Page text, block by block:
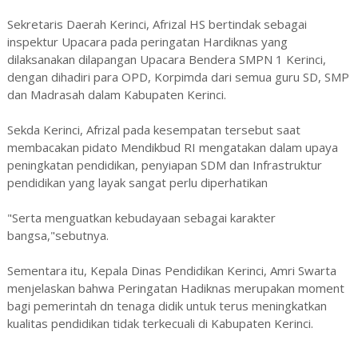
Sekretaris Daerah Kerinci, Afrizal HS bertindak sebagai
inspektur Upacara pada peringatan Hardiknas yang
dilaksanakan dilapangan Upacara Bendera SMPN 1 Kerinci,
dengan dihadiri para OPD, Korpimda dari semua guru SD, SMP
dan Madrasah dalam Kabupaten Kerinci.
Sekda Kerinci, Afrizal pada kesempatan tersebut saat
membacakan pidato Mendikbud RI mengatakan dalam upaya
peningkatan pendidikan, penyiapan SDM dan Infrastruktur
pendidikan yang layak sangat perlu diperhatikan
"Serta menguatkan kebudayaan sebagai karakter
bangsa,"sebutnya.
Sementara itu, Kepala Dinas Pendidikan Kerinci, Amri Swarta
menjelaskan bahwa Peringatan Hadiknas merupakan moment
bagi pemerintah dn tenaga didik untuk terus meningkatkan
kualitas pendidikan tidak terkecuali di Kabupaten Kerinci.